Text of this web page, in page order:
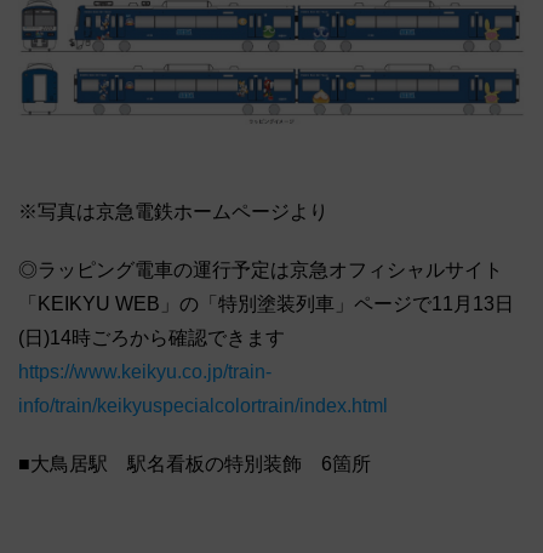
※写真は京急電鉄ホームページより
◎ラッピング電車の運行予定は京急オフィシャルサイト
「KEIKYU WEB」の「特別塗装列車」ページで11月13日
(日)14時ごろから確認できます
https://www.keikyu.co.jp/train-
info/train/keikyuspecialcolortrain/index.html
■大鳥居駅 駅名看板の特別装飾 6箇所